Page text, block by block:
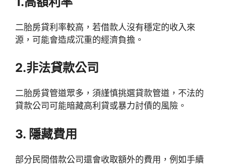
二胎房貸利率較高，若借款人沒有穩定的收入來
源，可能會造成沉重的經濟負擔。
2.非法貸款公司
二胎房貸管道眾多，須謹慎挑選貸款管道，不法的
貸款公司可能暗藏高利貸或暴力討債的風險。
3. 隱藏費用
部分民間借款公司還會收取額外的費用，例如手續